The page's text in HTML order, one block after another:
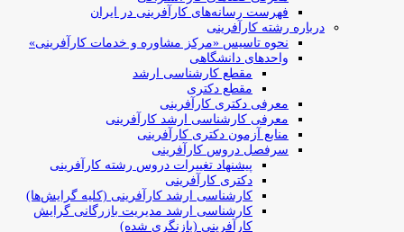
فهرست رسانه‌های کارآفرینی در ایران
درباره رشته کارآفرینی
نحوه تاسیس «مرکز مشاوره و خدمات کارآفرینی»
واحدهای دانشگاهی
مقطع کارشناسی ارشد
مقطع دکتری
معرفی دکتری کارآفرینی
معرفی کارشناسی ارشد کارآفرینی
منابع آزمون دکتری کارآفرینی
سرفصل دروس کارآفرینی
پیشنهاد تغییرات دروس رشته کارآفرینی
دکتری کارآفرینی
کارشناسی ارشد کارآفرینی (کلیه گرایش‌ها)
کارشناسی ارشد مدیریت بازرگانی گرایش
کارآفرینی (بازنگری شده)